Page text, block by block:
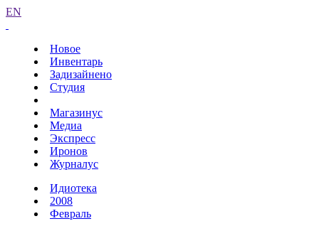
EN
Новое
Инвентарь
Задизайнено
Студия
Магазинус
Медиа
Экспресс
Иронов
Журналус
Идиотека
2008
Февраль